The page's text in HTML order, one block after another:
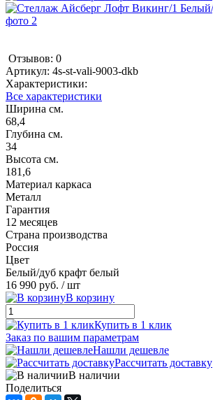
Отзывов: 0
Артикул: 4s-st-vali-9003-dkb
Характеристики:
Все характеристики
Ширина см.
68,4
Глубина см.
34
Высота см.
181,6
Материал каркаса
Металл
Гарантия
12 месяцев
Страна производства
Россия
Цвет
Белый/дуб крафт белый
16 990 руб. / шт
В корзину
Купить в 1 клик
Заказ по вашим параметрам
Нашли дешевле
Рассчитать доставку
В наличии
Поделиться